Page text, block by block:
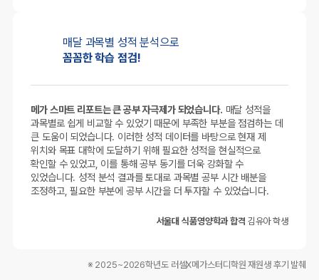
매달 과목별 성적 분석으로
꼼꼼한 학습 점검!
메가 스마트 리포트는 큰 공부 자극제가 되었습니다. 매달 성적을
과목별로 쉽게 비교할 수 있었기 때문에 부족한 부분을 점검하는 데
큰 도움이 되었습니다. 이러한 성적 데이터를 바탕으로 현재 제
위치와 목표 대학에 도달하기 위해 필요한 성적을 현실적으로
확인할 수 있었고, 이를 통해 공부 동기를 더욱 강화할 수
있었습니다. 성적 분석 결과를 토대로 과목별 공부 시간 배분을
조정하고, 필요한 부분에 공부 시간을 더 투자할 수 있었습니다.
서울대 식품영양학과 합격 김유아 학생
※ 2025~2026학년도 러셀X메가스터디학원 재원생 후기 발췌